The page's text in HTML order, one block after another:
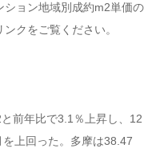
ション地域別成約m2単価の
クをご覧ください。
前年比で3.1％上昇し、12
上回った。多摩は38.47